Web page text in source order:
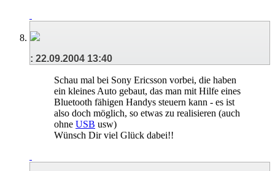
: 22.09.2004 13:40
Schau mal bei Sony Ericsson vorbei, die haben
ein kleines Auto gebaut, das man mit Hilfe eines
Bluetooth fähigen Handys steuern kann - es ist
also doch möglich, so etwas zu realisieren (auch
ohne USB usw)
Wünsch Dir viel Glück dabei!!